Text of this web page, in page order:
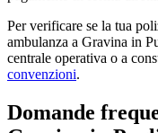
Per verificare se la tua
ambulanza a Gravina in
centrale operativa o a
convenzioni.
Domande